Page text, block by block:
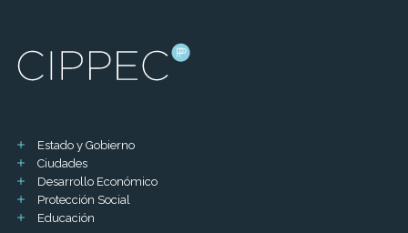
Estado y Gobierno
Ciudades
Desarrollo Económico
Protección Social
Educación